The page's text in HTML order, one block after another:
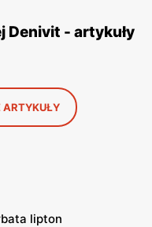
Denivit - artykuły
lipton